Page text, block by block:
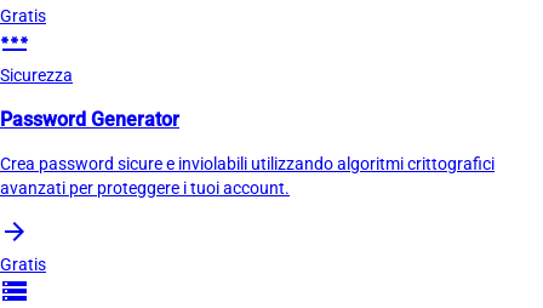
Gratis
password
Sicurezza
Password Generator
Crea password sicure e inviolabili utilizzando algoritmi crittografici
avanzati per proteggere i tuoi account.
arrow_forward
Gratis
storage